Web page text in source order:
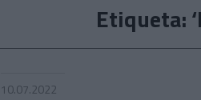
Etiqueta:
10.07.2022